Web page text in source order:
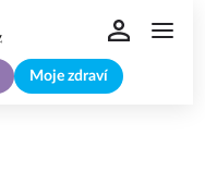
Moje zdraví